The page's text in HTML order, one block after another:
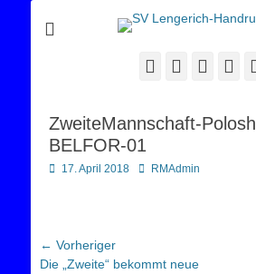
Sportverein Lengerich Handrup
Facebook
Twitter
ZweiteMannschaft-
BELFOR-01
Posted
17. April 2018 AutorRMAdmin
Beitragsnavigation
← Vorheriger
Vorheriger
Die „Zweite“ bekommt neue